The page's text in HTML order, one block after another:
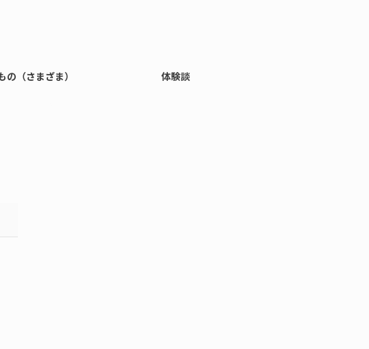
の（さまざま） 体験談